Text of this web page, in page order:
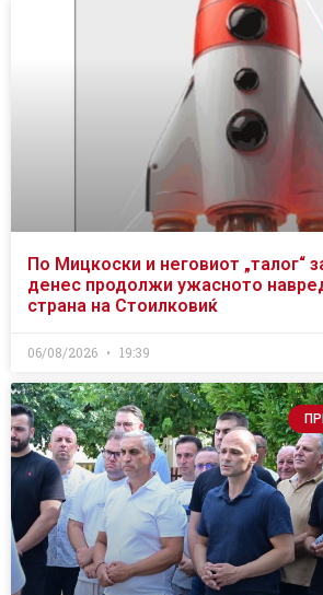
По Мицкоски и неговиот „талог“
денес продолжи ужасното
страна на Стоилковиќ
06/08/2026 19:39